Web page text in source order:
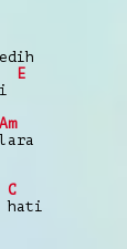
E
Am
C
hati